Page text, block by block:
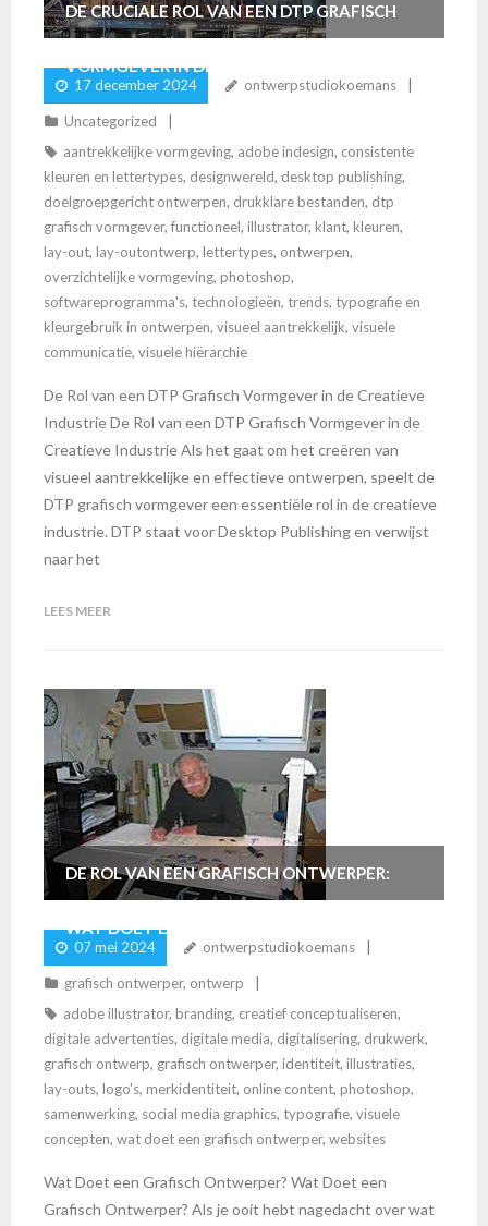
DE CRUCIALE ROL VAN EEN DTP GRAFISCH
VORMGEVER IN DE CREATIEVE INDUSTRIE
17 december 2024 ontwerpstudiokoemans
Uncategorized
aantrekkelijke vormgeving, adobe indesign, consistente
kleuren en lettertypes, designwereld, desktop publishing,
doelgroepgericht ontwerpen, drukklare bestanden, dtp
grafisch vormgever, functioneel, illustrator, klant, kleuren,
lay-out, lay-outontwerp, lettertypes, ontwerpen,
overzichtelijke vormgeving, photoshop,
softwareprogramma's, technologieën, trends, typografie en
kleurgebruik in ontwerpen, visueel aantrekkelijk, visuele
communicatie, visuele hiërarchie
De Rol van een DTP Grafisch Vormgever in de Creatieve
Industrie De Rol van een DTP Grafisch Vormgever in de
Creatieve Industrie Als het gaat om het creëren van
visueel aantrekkelijke en effectieve ontwerpen, speelt de
DTP grafisch vormgever een essentiële rol in de creatieve
industrie. DTP staat voor Desktop Publishing en verwijst
naar het
LEES MEER
DE ROL VAN EEN GRAFISCH ONTWERPER:
WAT DOET EEN GRAFISCH ONTWERPER
PRECIES?
07 mei 2024 ontwerpstudiokoemans
grafisch ontwerper, ontwerp
adobe illustrator, branding, creatief conceptualiseren,
digitale advertenties, digitale media, digitalisering, drukwerk,
grafisch ontwerp, grafisch ontwerper, identiteit, illustraties,
lay-outs, logo's, merkidentiteit, online content, photoshop,
samenwerking, social media graphics, typografie, visuele
concepten, wat doet een grafisch ontwerper, websites
Wat Doet een Grafisch Ontwerper? Wat Doet een
Grafisch Ontwerper? Als je ooit hebt nagedacht over wat